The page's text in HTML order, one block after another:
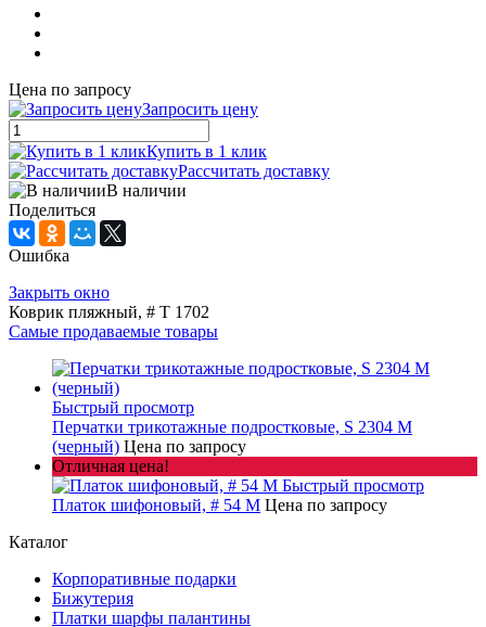
Цена по запросу
Запросить цену
Купить в 1 клик
Рассчитать доставку
В наличии
Поделиться
Ошибка
Закрыть окно
Коврик пляжный, # T 1702
Самые продаваемые товары
Быстрый просмотр
Перчатки трикотажные подростковые, S 2304 M
(черный) Цена по запросу
Отличная цена!
Быстрый просмотр
Платок шифоновый, # 54 M Цена по запросу
Каталог
Корпоративные подарки
Бижутерия
Платки шарфы палантины